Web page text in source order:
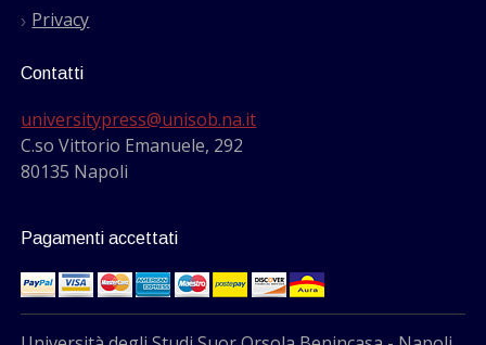
Privacy
Contatti
universitypress@unisob.na.it
C.so Vittorio Emanuele, 292
80135 Napoli
Pagamenti accettati